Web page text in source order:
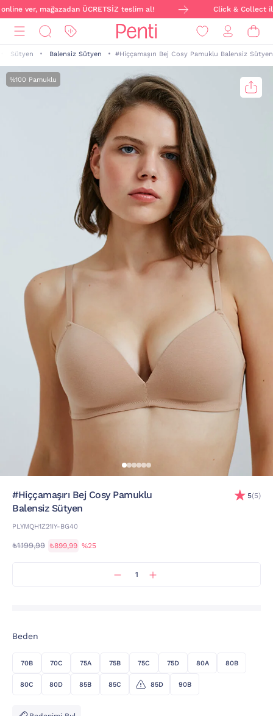
ver, mağazadan ÜCRETSİZ teslim al! Click & Collect ile
Sütyen Balensiz Sütyen #Hiççamaşırı Bej Cosy Pamuklu Balensiz Sütyen
%100 Pamuklu
#Hiççamaşırı Bej Cosy Pamuklu
Balensiz Sütyen
PLYMQH1Z21IY-BG40
5(5)
₺1.199,99 ₺899,99 %25
Beden
70B 70C 75A 75B 75C 75D 80A 80B
80C 80D 85B 85C 85D 90B